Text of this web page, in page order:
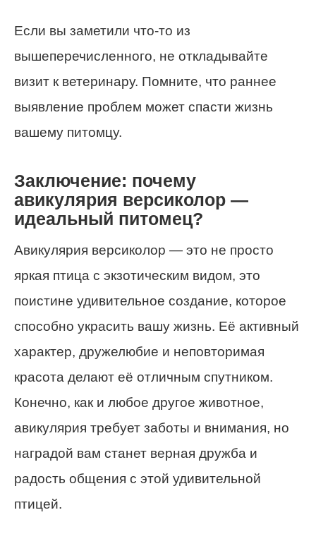
Если вы заметили что-то из
вышеперечисленного, не откладывайте
визит к ветеринару. Помните, что раннее
выявление проблем может спасти жизнь
вашему питомцу.
Заключение: почему
авикулярия версиколор —
идеальный питомец?
Авикулярия версиколор — это не просто
яркая птица с экзотическим видом, это
поистине удивительное создание, которое
способно украсить вашу жизнь. Её активный
характер, дружелюбие и неповторимая
красота делают её отличным спутником.
Конечно, как и любое другое животное,
авикулярия требует заботы и внимания, но
наградой вам станет верная дружба и
радость общения с этой удивительной
птицей.